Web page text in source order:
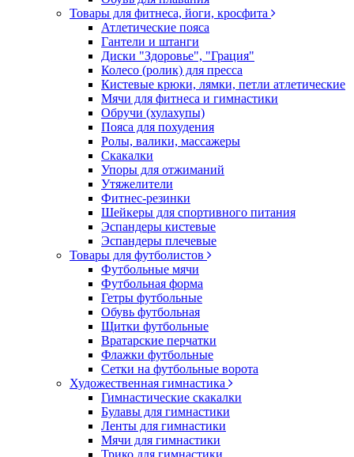
Товары для фитнеса, йоги, кросфита
Атлетические пояса
Гантели и штанги
Диски "Здоровье", "Грация"
Колесо (ролик) для пресса
Кистевые крюки, лямки, петли атлетические
Мячи для фитнеса и гимнастики
Обручи (хулахупы)
Пояса для похудения
Ролы, валики, массажеры
Скакалки
Упоры для отжиманий
Утяжелители
Фитнес-резинки
Шейкеры для спортивного питания
Эспандеры кистевые
Эспандеры плечевые
Товары для футболистов
Футбольные мячи
Футбольная форма
Гетры футбольные
Обувь футбольная
Щитки футбольные
Вратарские перчатки
Флажки футбольные
Сетки на футбольные ворота
Художественная гимнастика
Гимнастические скакалки
Булавы для гимнастики
Ленты для гимнастики
Мячи для гимнастики
Трико для гимнастики